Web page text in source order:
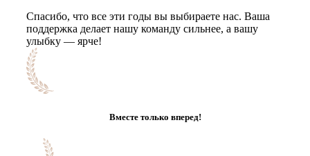
Спасибо, что все эти годы вы выбираете нас. Ваша
поддержка делает нашу команду сильнее, а вашу
улыбку — ярче!
Вместе только вперед!